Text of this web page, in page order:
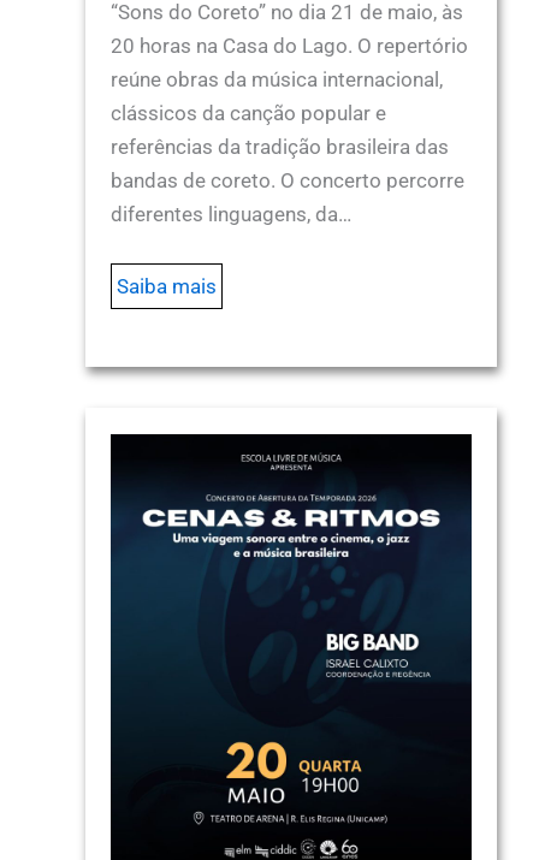
“Sons do Coreto” no dia 21 de maio, às
20 horas na Casa do Lago. O repertório
reúne obras da música internacional,
clássicos da canção popular e
referências da tradição brasileira das
bandas de coreto. O concerto percorre
diferentes linguagens, da…
Saiba mais